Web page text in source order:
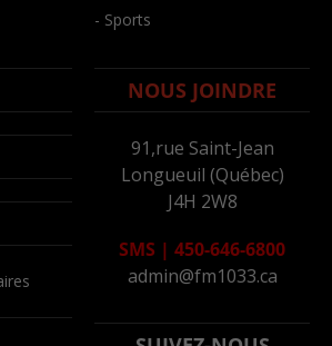
- Sports
NOUS JOINDRE
91,rue Saint-Jean
Longueuil (Québec)
J4H 2W8
SMS | 450-646-6800
admin@fm1033.ca